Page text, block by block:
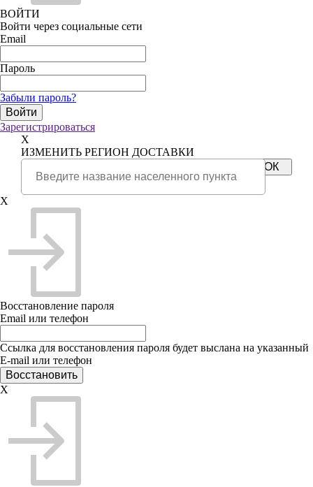
ВОЙТИ
Войти через социальные сети
Email
Пароль
Забыли пароль?
Зарегистрироваться
X
ИЗМЕНИТЬ РЕГИОН ДОСТАВКИ
X
Восстановление пароля
Email или телефон
Ссылка для восстановления пароля будет выслана на указанный
E-mail или телефон
X